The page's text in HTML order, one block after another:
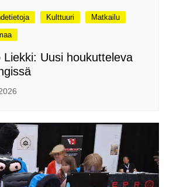
Kulttuuri
Matkailu
Liekki: Uusi houkutteleva